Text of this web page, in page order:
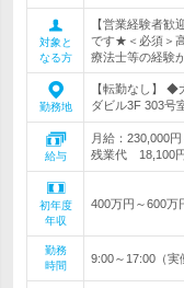
対象と
なる方
【営業経験者歓
です★＜必須＞
療法士等の経験
勤務地
【転勤なし】 ◆
ダビル3F 303号
給与
月給：230,000
残業代 18,100
初年度
年収
400万円～600万
勤務
時間
9:00～17:00（